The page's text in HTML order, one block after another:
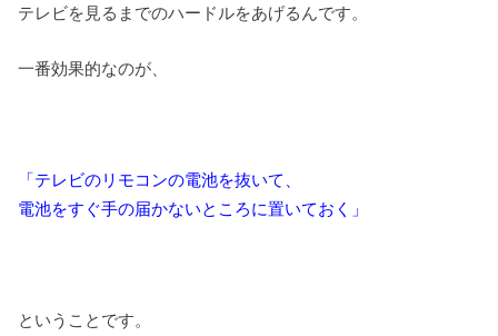
テレビを見るまでのハードルをあげるんです。
一番効果的なのが、
「テレビのリモコンの電池を抜いて、
電池をすぐ手の届かないところに置いておく」
ということです。